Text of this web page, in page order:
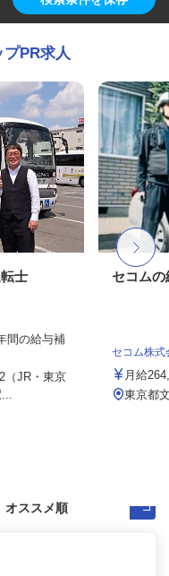
PR求人
士
間の給与補
（JR・東京
セコムの
セコム株式
月給
東京都